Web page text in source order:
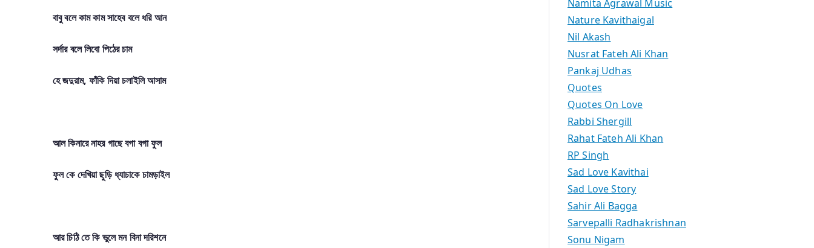
বাবু বলে কাম কাম সাহেব বলে ধরি আন
সর্দার বলে লিবো পিঠের চাম
হে জদুরাম, ফাঁকি দিয়া চলাইলি আসাম
আল কিনারে নাহর গাছে বগা বগা ফুল
ফুল কে দেখিয়া ছুড়ি ধ্যাচাকে চামড়াইল
আর চিঠি তে কি ভুলে মন বিনা দরিশনে
Namita Agrawal Music
Nature Kavithaigal
Nil Akash
Nusrat Fateh Ali Khan
Pankaj Udhas
Quotes
Quotes On Love
Rabbi Shergill
Rahat Fateh Ali Khan
RP Singh
Sad Love Kavithai
Sad Love Story
Sahir Ali Bagga
Sarvepalli Radhakrishnan
Sonu Nigam